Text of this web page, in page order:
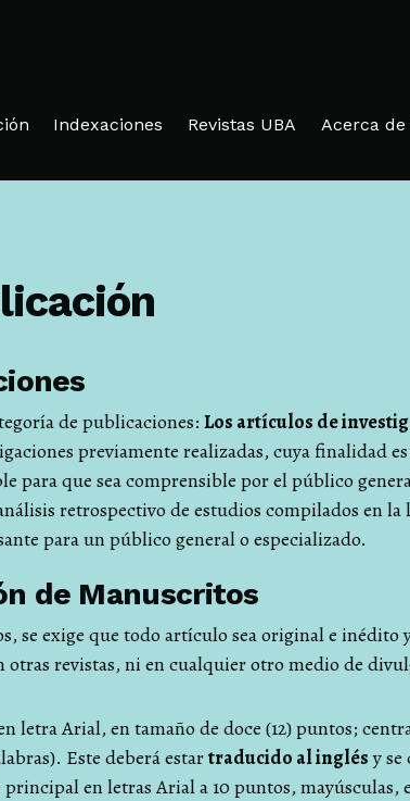
Indexaciones Revistas UBA Acerca de
de publicaciones: Los artículos de
previamente realizadas, cuya finalidad
para que sea comprensible por el público
retrospectivo de estudios compilados en
para un público general o especializado.
de Manuscritos
se exige que todo artículo sea original e inédito
otras revistas, ni en cualquier otro medio de
letra Arial, en tamaño de doce (12) puntos;
Este deberá estartraducido al inglésy se
en letras Arial a 10 puntos, mayúsculas,